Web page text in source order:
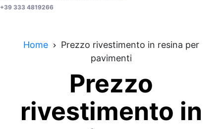
+39 333 4819266
Home
Prezzo rivestimento in resina per
pavimenti
Prezzo
rivestimento in